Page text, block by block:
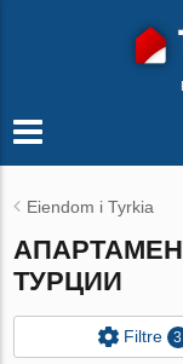
Eiendom i Tyrkia
ТУРЦИИ
Filtre 3